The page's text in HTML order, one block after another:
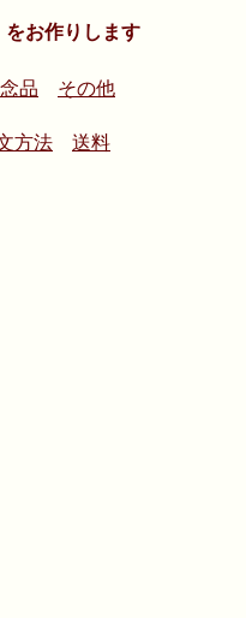
お作りします
品 その他
方法 送料